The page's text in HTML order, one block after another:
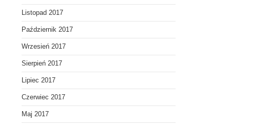
Listopad 2017
Październik 2017
Wrzesień 2017
Sierpień 2017
Lipiec 2017
Czerwiec 2017
Maj 2017